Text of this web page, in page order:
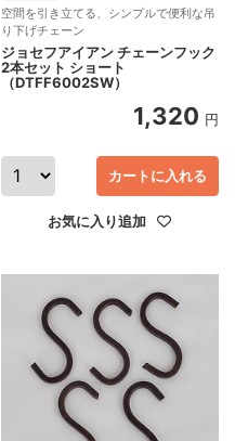
空間を引き立てる、シンプルで便利な吊
り下げチェーン
ジョセフアイアン チェーンフック
2本セット ショート
（DTFF6002SW）
1,320 円
カートに入れる
お気に入り追加